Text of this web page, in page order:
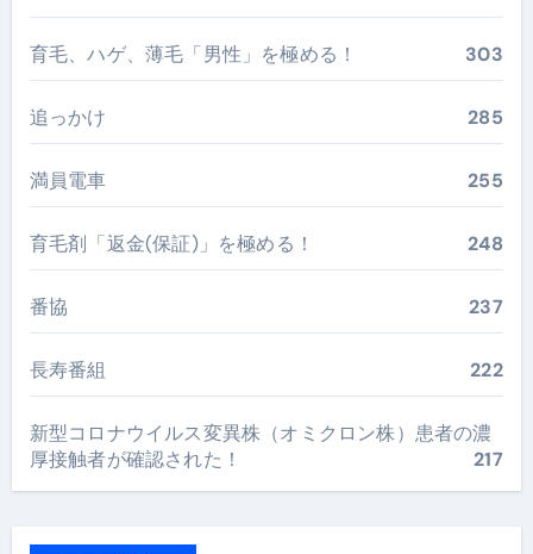
育毛、ハゲ、薄毛「男性」を極める！ 303
追っかけ 285
満員電車 255
育毛剤「返金(保証)」を極める！ 248
番協 237
長寿番組 222
新型コロナウイルス変異株（オミクロン株）患者の濃
厚接触者が確認された！
217